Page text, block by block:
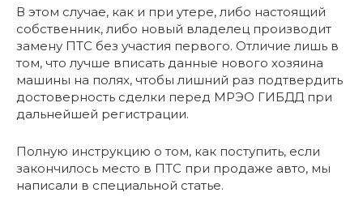
В этом случае, как и при утере, либо настоящий
собственник, либо новый владелец производит
замену ПТС без участия первого. Отличие лишь в
том, что лучше вписать данные нового хозяина
машины на полях, чтобы лишний раз подтвердить
достоверность сделки перед МРЭО ГИБДД при
дальнейшей регистрации.
Полную инструкцию о том, как поступить, если
закончилось место в ПТС при продаже авто, мы
написали в специальной статье.